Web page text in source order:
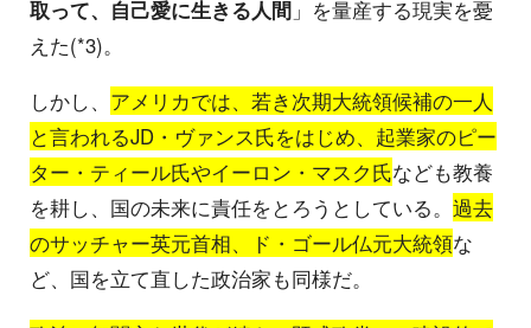
取って、自己愛に生きる人間 」を量産する現実を憂
えた(*3)。
しかし、 アメリカでは、若き次期大統領候補の一人
と言われるJD・ヴァンス氏をはじめ、起業家のピー
ター・ティール氏やイーロン・マスク氏なども教養
を耕し、国の未来に責任をとろうとしている。 過去
のサッチャー英元首相、ド・ゴール仏元大統領な
ど、国を立て直した政治家も同様だ。